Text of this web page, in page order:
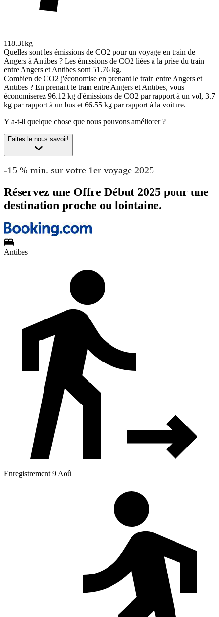
118.31kg
Quelles sont les émissions de CO2 pour un voyage en train de
Angers à Antibes ? Les émissions de CO2 liées à la prise du train
entre Angers et Antibes sont 51.76 kg.
Combien de CO2 j'économise en prenant le train entre Angers et
Antibes ? En prenant le train entre Angers et Antibes, vous
économiserez 96.12 kg d'émissions de CO2 par rapport à un vol, 3.7
kg par rapport à un bus et 66.55 kg par rapport à la voiture.
Y a-t-il quelque chose que nous pouvons améliorer ?
Faites le nous savoir!
-15 % min. sur votre 1er voyage 2025
Réservez une Offre Début 2025 pour une
destination proche ou lointaine.
Antibes
Enregistrement 9 Aoû